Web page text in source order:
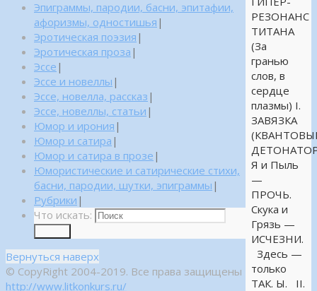
РЕЗОНАНС
ТИТАНА
(За
гранью
слов, в
сердце
плазмы) I.
ЗАВЯЗКА
Я и Пыль
—
ПРОЧЬ.
Скука и
Грязь —
ИСЧЕЗНИ.
Здесь —
только
ТАК. Ы. II.
Эпиграммы, пародии, басни, эпитафии,
афоризмы, одностишья |
Эротическая поэзия |
Эротическая проза |
Эссе |
Эссе и новеллы |
Эссе, новелла, рассказ |
Эссе, новеллы, статьи |
Юмор и ирония |
Юмор и сатира |
Юмор и сатира в прозе |
Юмористические и сатирические стихи,
басни, пародии, шутки, эпиграммы |
Рубрики |
Что искать:
Вернуться наверх
© CopyRight 2004-2019. Все права защищены
http://www.litkonkurs.ru/